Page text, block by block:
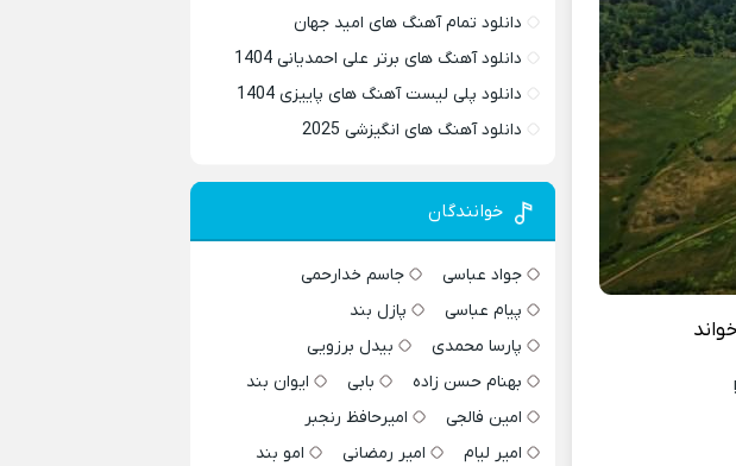
دانلود تمام آهنگ های امید جهان
دانلود آهنگ های برتر علی احمدیانی 1404
دانلود پلی لیست آهنگ های پاییزی 1404
دانلود آهنگ های انگیزشی 2025
خوانندگان
جواد عباسی
جاسم خدارحمی
پیام عباسی
پازل بند
پارسا محمدی
بیدل برزویی
بهنام حسن زاده
بابی
ایوان بند
امین فالجی
امیرحافظ رنجبر
امیر لیام
امیر رمضانی
امو بند